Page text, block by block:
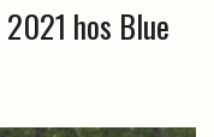
hos Blue